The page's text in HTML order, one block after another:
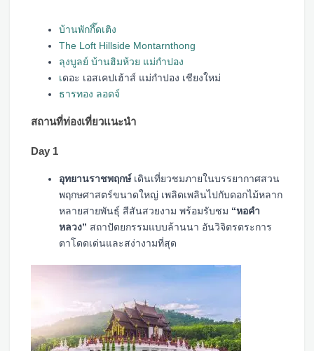
บ้านพักกึ๊ดเติง
The Loft Hillside Montarnthong
ลุงบูลย์ บ้านฮิมห้วย แม่กำปอง
เดอะ เอสเคปเฮ้าส์ แม่กำปอง เชียงใหม่
ธารทอง ลอดจ์
สถานที่ท่องเที่ยวแนะนำ
Day 1
อุทยานราชพฤกษ์ เดินเที่ยวชมภายในบรรยากาศสวน
พฤกษศาสตร์ขนาดใหญ่ เพลิดเพลินไปกับดอกไม้หลาก
หลายสายพันธุ์ สีสันสวยงาม พร้อมรับชม “หอคำ
หลวง” สถาปัตยกรรมแบบล้านนา อันวิจิตรตระการ
ตาโดดเด่นและสง่างามที่สุด